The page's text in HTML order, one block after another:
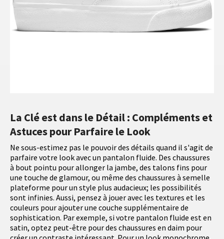
La Clé est dans le Détail : Compléments et
Astuces pour Parfaire le Look
Ne sous-estimez pas le pouvoir des détails quand il s'agit de
parfaire votre look avec un pantalon fluide. Des chaussures
à bout pointu pour allonger la jambe, des talons fins pour
une touche de glamour, ou même des chaussures à semelle
plateforme pour un style plus audacieux; les possibilités
sont infinies. Aussi, pensez à jouer avec les textures et les
couleurs pour ajouter une couche supplémentaire de
sophistication. Par exemple, si votre pantalon fluide est en
satin, optez peut-être pour des chaussures en daim pour